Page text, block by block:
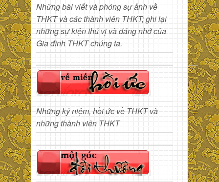
Những bài viết và phóng sự ảnh về
THKT và các thành viên THKT; ghi lại
những sự kiện thú vị và đáng nhớ của
Gia đình THKT chúng ta.
Những kỷ niệm, hồi ức về THKT và
những thành viên THKT